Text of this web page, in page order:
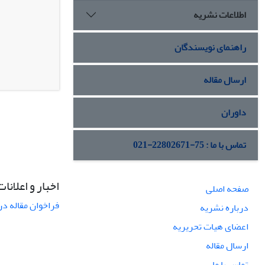
اطلاعات نشریه
راهنمای نویسندگان
ارسال مقاله
داوران
تماس با ما : 75-22802671-021
صفحه اصلی
درباره نشریه
اعضای هیات تحریریه
ارسال مقاله
اخبار و
فراخوان مقاله